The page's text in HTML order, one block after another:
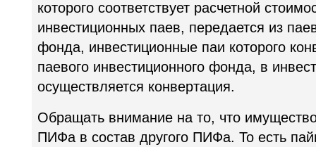
которого соответствует расчетной
инвестиционных паев, передается из
фонда, инвестиционные паи которого
паевого инвестиционного фонда, в
осуществляется конвертация.
Обращать внимание на то, что
ПИФа в состав другого ПИФа. То есть